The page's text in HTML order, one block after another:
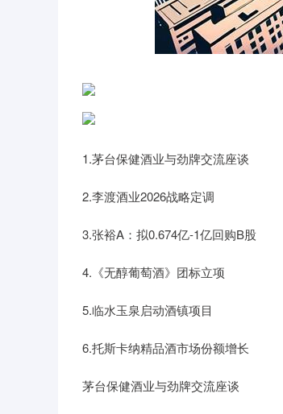
1.茅台保健酒业与劲牌交流座谈
2.李渡酒业2026战略定调
3.张裕A：拟0.674亿-1亿回购B股
4.《无醇葡萄酒》团标立项
5.临水玉泉启动酒镇项目
6.托斯卡纳精品酒市场份额增长
茅台保健酒业与劲牌交流座谈
上证指数 3900.35